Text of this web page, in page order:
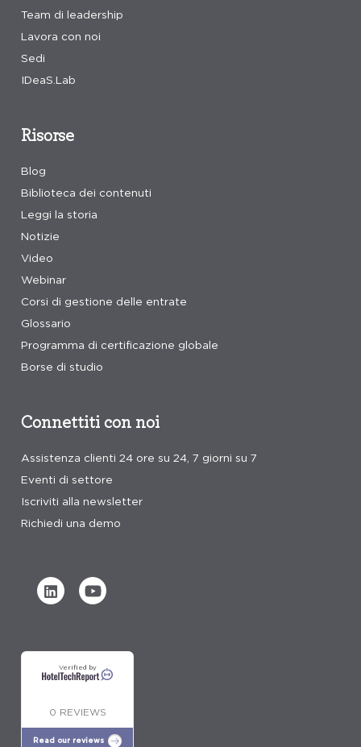
Team di leadership
Lavora con noi
Sedi
IDeaS.Lab
Risorse
Blog
Biblioteca dei contenuti
Leggi la storia
Notizie
Video
Webinar
Corsi di gestione delle entrate
Glossario
Programma di certificazione globale
Borse di studio
Connettiti con noi
Assistenza clienti 24 ore su 24, 7 giorni su 7
Eventi di settore
Iscriviti alla newsletter
Richiedi una demo
Verified by
0 REVIEWS
Read our reviews